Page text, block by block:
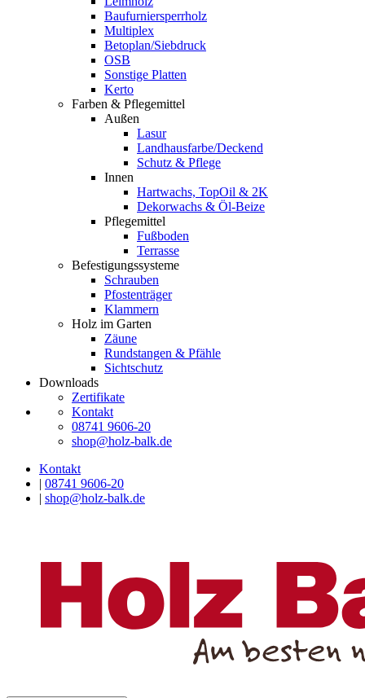
Baufurniersperrholz
Multiplex
Betoplan/Siebdruck
OSB
Sonstige Platten
Kerto
Farben & Pflegemittel
Außen
Lasur
Landhausfarbe/Deckend
Schutz & Pflege
Innen
Hartwachs, TopOil & 2K
Dekorwachs & Öl-Beize
Pflegemittel
Fußboden
Terrasse
Befestigungssysteme
Schrauben
Pfostenträger
Klammern
Holz im Garten
Zäune
Rundstangen & Pfähle
Sichtschutz
Downloads
Zertifikate
Kontakt
08741 9606-20
shop@holz-balk.de
Kontakt
| 08741 9606-20
| shop@holz-balk.de